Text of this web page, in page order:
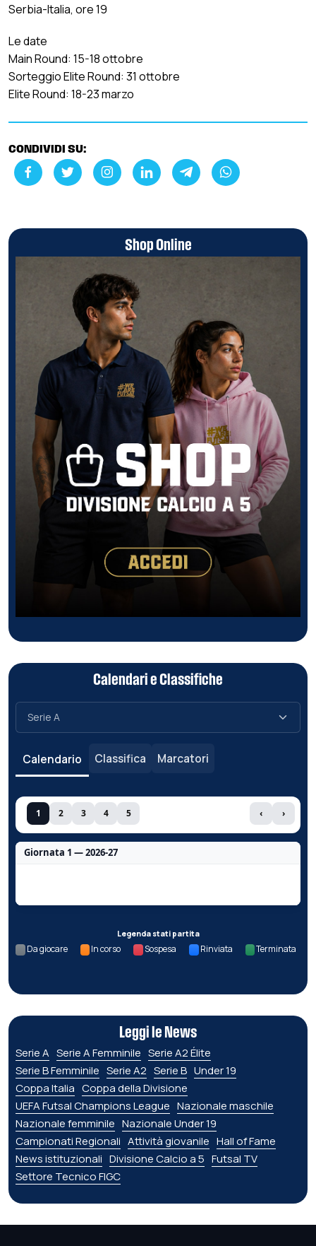
Serbia-Italia, ore 19
Le date
Main Round: 15-18 ottobre
Sorteggio Elite Round: 31 ottobre
Elite Round: 18-23 marzo
CONDIVIDI SU:
Shop Online
Calendari e Classifiche
Calendario Classifica Marcatori
1 2 3 4 5 ‹ ›
Giornata 1 — 2026-27
Legenda stati partita
Da giocare In corso Sospesa Rinviata Terminata
Leggi le News
Serie A Serie A Femminile Serie A2 Élite
Serie B Femminile Serie A2 Serie B Under 19
Coppa Italia Coppa della Divisione
UEFA Futsal Champions League Nazionale maschile
Nazionale femminile Nazionale Under 19
Campionati Regionali Attività giovanile Hall of Fame
News istituzionali Divisione Calcio a 5 Futsal TV
Settore Tecnico FIGC